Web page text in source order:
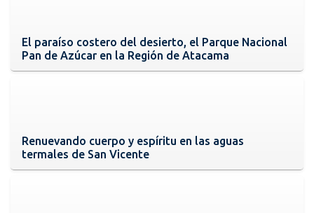
El paraíso costero del desierto, el Parque Nacional
Pan de Azúcar en la Región de Atacama
Renuevando cuerpo y espíritu en las aguas
termales de San Vicente